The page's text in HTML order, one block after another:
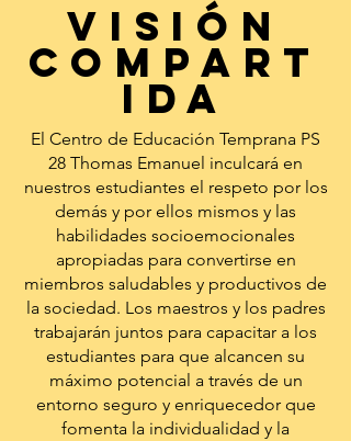
Visión
compart
ida
El Centro de Educación Temprana PS
28 Thomas Emanuel inculcará en
nuestros estudiantes el respeto por los
demás y por ellos mismos y las
habilidades socioemocionales
apropiadas para convertirse en
miembros saludables y productivos de
la sociedad. Los maestros y los padres
trabajarán juntos para capacitar a los
estudiantes para que alcancen su
máximo potencial a través de un
entorno seguro y enriquecedor que
fomenta la individualidad y la